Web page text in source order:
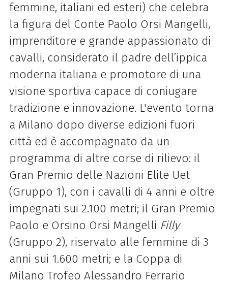
femmine, italiani ed esteri) che celebra
la figura del Conte Paolo Orsi Mangelli,
imprenditore e grande appassionato di
cavalli, considerato il padre dell’ippica
moderna italiana e promotore di una
visione sportiva capace di coniugare
tradizione e innovazione. L'evento torna
a Milano dopo diverse edizioni fuori
città ed è accompagnato da un
programma di altre corse di rilievo: il
Gran Premio delle Nazioni Elite Uet
(Gruppo 1), con i cavalli di 4 anni e oltre
impegnati sui 2.100 metri; il Gran Premio
Paolo e Orsino Orsi Mangelli Filly
(Gruppo 2), riservato alle femmine di 3
anni sui 1.600 metri; e la Coppa di
Milano Trofeo Alessandro Ferrario